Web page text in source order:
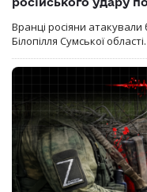
Вранці росіяни
Білопілля Сумської області.